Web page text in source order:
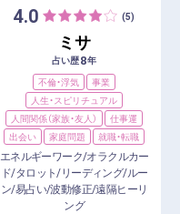
4.0 (5)
ミサ
占い歴8年
不倫・浮気
事業
人生・スピリチュアル
人間関係（家族・友人）
仕事運
出会い
家庭問題 就職・転職
エネルギーワーク/オラクルカー
ド/タロット/リーディング/ルー
ン/易占い/波動修正/遠隔ヒーリ
ング